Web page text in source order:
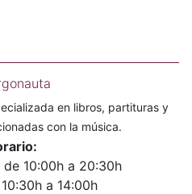
en libros, partituras y
con la música.
de 10:00h a 20:30h
a 14:00h